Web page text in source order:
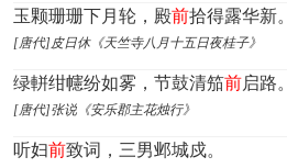
玉颗珊珊下月轮，殿前拾得露华新。
[唐代]皮日休《天竺寺八月十五日夜桂子》
绿軿绀幰纷如雾，节鼓清笳前启路。
[唐代]张说《安乐郡主花烛行》
听妇前致词，三男邺城戍。